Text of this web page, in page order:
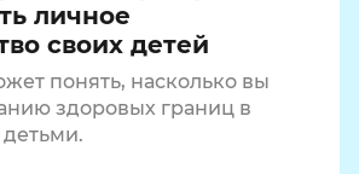
личное
своих детей
понять, насколько вы
здоровых границ в